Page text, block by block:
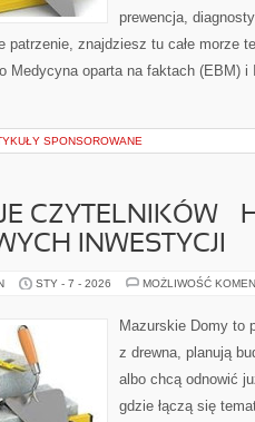
prewencja,
patrzenie, znajdziesz tu całe morze
Medycyna oparta na faktach (EBM)
SPONSOROWANE
CZYTELNIKÓW –
INWESTYCJI
STY - 7 - 2026 MOŻLIWOŚĆ
Mazurskie Domy to
z drewna, planują
albo chcą odnowić
gdzie łączą się